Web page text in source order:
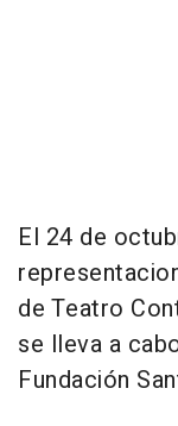
El 24 de
de Teatro
se lleva a
Fundación